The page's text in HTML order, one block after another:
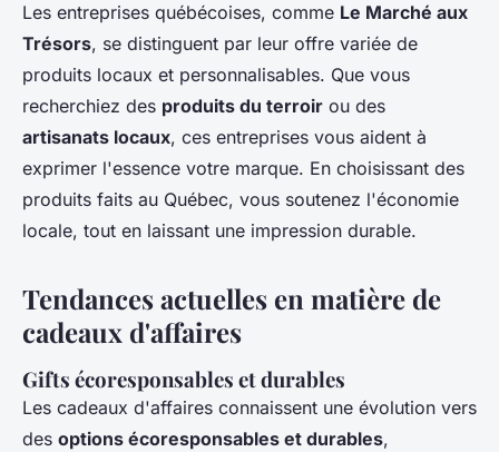
Les entreprises québécoises, comme Le Marché aux
Trésors, se distinguent par leur offre variée de
produits locaux et personnalisables. Que vous
recherchiez des produits du terroir ou des
artisanats locaux, ces entreprises vous aident à
exprimer l'essence votre marque. En choisissant des
produits faits au Québec, vous soutenez l'économie
locale, tout en laissant une impression durable.
Tendances actuelles en matière de
cadeaux d'affaires
Gifts écoresponsables et durables
Les cadeaux d'affaires connaissent une évolution vers
des options écoresponsables et durables,